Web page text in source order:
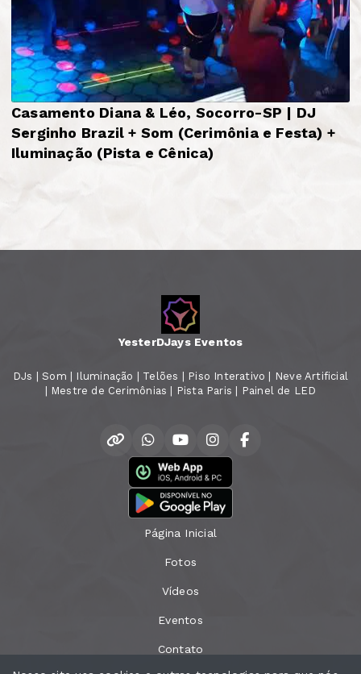
Casamento Diana & Léo, Socorro-SP | DJ
Serginho Brazil + Som (Cerimônia e Festa) +
Iluminação (Pista e Cênica)
YesterDJays Eventos
DJs | Som | Iluminação | Telões | Piso Interativo | Neve Artificial
| Mestre de Cerimônias | Pista Paris | Painel de LED
Página Inicial
Fotos
Vídeos
Eventos
Contato